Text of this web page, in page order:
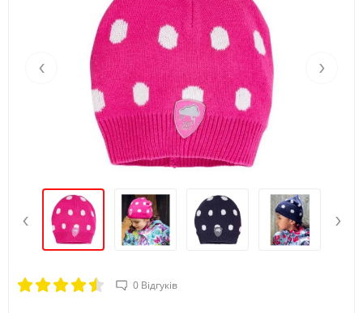
‹ ›
‹ ›
0 Відгуків